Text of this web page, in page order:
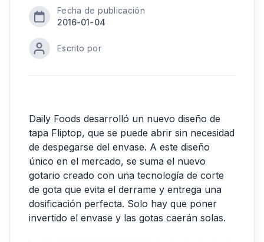
Fecha de publicación
2016-01-04
Escrito por
Daily Foods desarrolló un nuevo diseño de
tapa Fliptop, que se puede abrir sin necesidad
de despegarse del envase. A este diseño
único en el mercado, se suma el nuevo
gotario creado con una tecnología de corte
de gota que evita el derrame y entrega una
dosificación perfecta. Solo hay que poner
invertido el envase y las gotas caerán solas.